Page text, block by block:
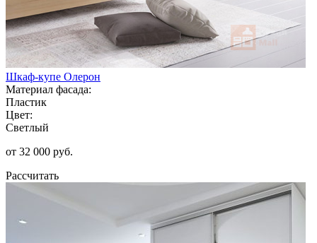
Шкаф-купе Олерон
Материал фасада:
Пластик
Цвет:
Светлый
от 32 000 руб.
Рассчитать